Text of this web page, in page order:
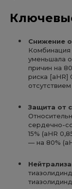
Снижение
Комбинация
уменьшала
причин на
риска [aHR]
Защита от
сердечно-
15% (aHR
— на 80%